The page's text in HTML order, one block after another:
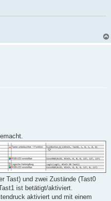
Tast) und zwei Zustände (Tast0
ist betätigt/aktiviert.
aktiviert und mit einem